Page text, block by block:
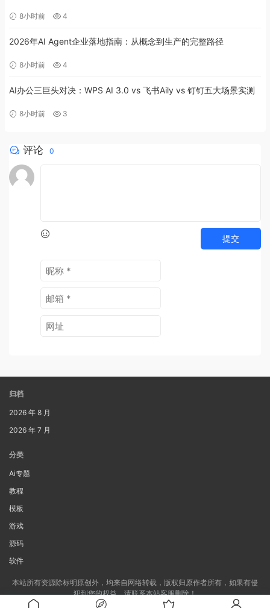
8小时前 4
2026年AI Agent企业落地指南：从概念到生产的完整路径
8小时前 4
AI办公三巨头对决：WPS AI 3.0 vs 飞书Aily vs 钉钉五大场景实测
8小时前 3
评论 0
提交
归档
2026 年 8 月
2026 年 7 月
分类
Ai专题
教程
模板
游戏
源码
软件
本站所有资源除标明原创外，均来自网络转载，版权归原作者所有，如果有侵
犯到您的权益，请联系本站客服删除！
Copyright © 2024
极客云YUM 备案号：湘ICP备2020022191号